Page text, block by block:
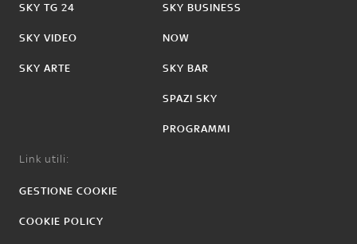
SKY TG 24
SKY VIDEO
SKY ARTE
SKY BUSINESS
NOW
SKY BAR
SPAZI SKY
PROGRAMMI
Link utili:
GESTIONE COOKIE
COOKIE POLICY